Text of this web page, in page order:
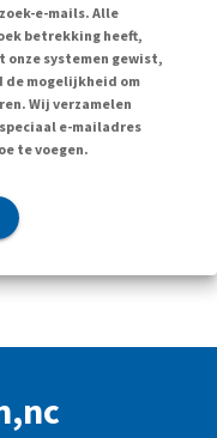
e-mails. Alle
betrekking heeft,
onze systemen gewist,
de mogelijkheid om
Wij verzamelen
e-mailadres
te voegen.